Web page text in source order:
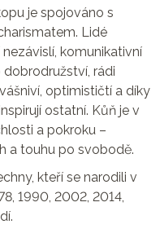
je spojováno s
Lidé
komunikativní
rádi
optimističtí a díky
ostatní. Kůň je v
a pokroku –
a touhu po svobodě.
kteří se narodili v
1990, 2002, 2014,